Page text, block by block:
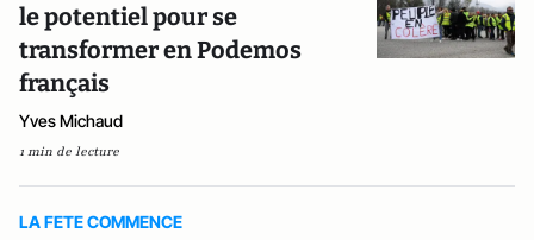
le potentiel pour se
transformer en Podemos
français
Yves Michaud
1 min de lecture
LA FETE COMMENCE